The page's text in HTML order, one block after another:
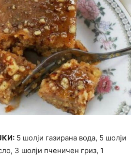
5 шолји газирана вода, 5 шолји
3 шолји пченичен гриз, 1